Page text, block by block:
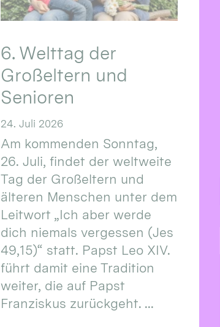
6. Welttag der
Großeltern und
Senioren
24. Juli 2026
Am kommenden Sonntag,
26. Juli, findet der weltweite
Tag der Großeltern und
älteren Menschen unter dem
Leitwort „Ich aber werde
dich niemals vergessen (Jes
49,15)“ statt. Papst Leo XIV.
führt damit eine Tradition
weiter, die auf Papst
Franziskus zurückgeht. ...